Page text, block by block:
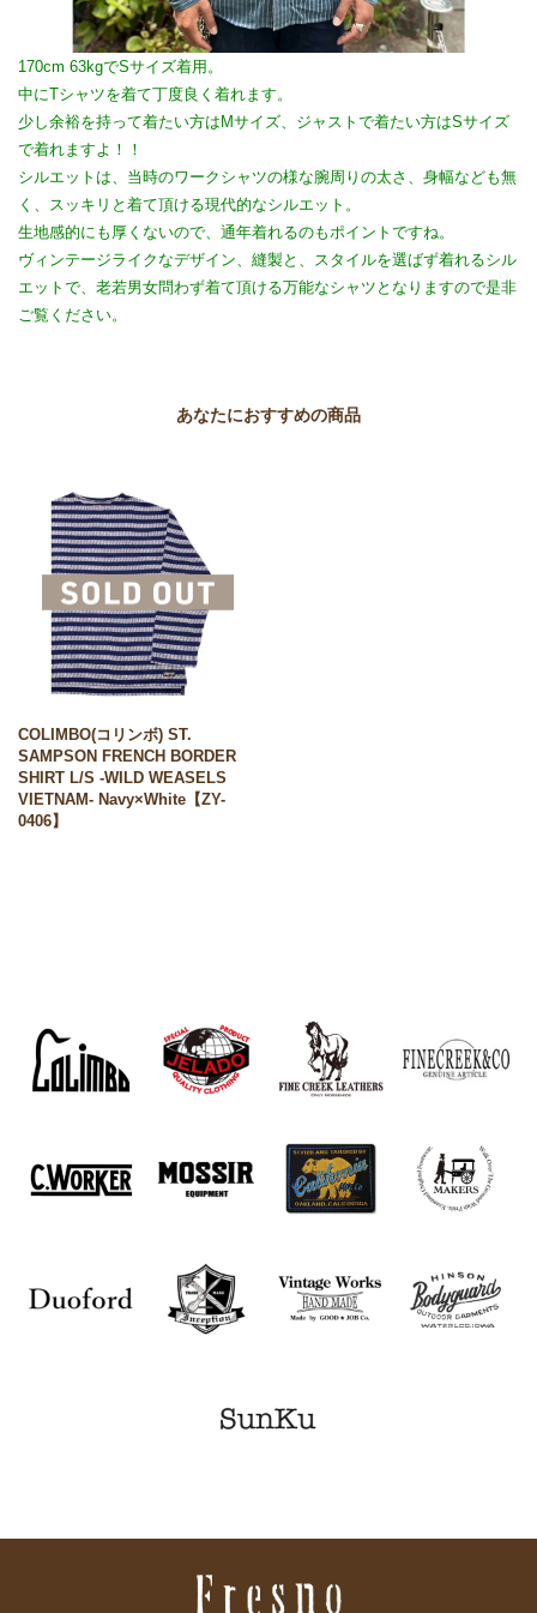
170cm 63kgでSサイズ着用。
中にTシャツを着て丁度良く着れます。
少し余裕を持って着たい方はMサイズ、ジャストで着たい方はSサイズ
で着れますよ！！
シルエットは、当時のワークシャツの様な腕周りの太さ、身幅なども無
く、スッキリと着て頂ける現代的なシルエット。
生地感的にも厚くないので、通年着れるのもポイントですね。
ヴィンテージライクなデザイン、縫製と、スタイルを選ばず着れるシル
エットで、老若男女問わず着て頂ける万能なシャツとなりますので是非
ご覧ください。
あなたにおすすめの商品
COLIMBO(コリンボ) ST.
SAMPSON FRENCH BORDER
SHIRT L/S -WILD WEASELS
VIETNAM- Navy×White【ZY-
0406】